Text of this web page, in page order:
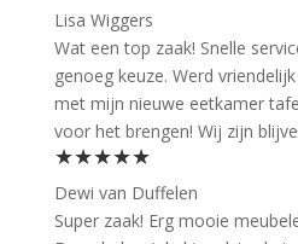
Lisa Wiggers
Wat een top zaak! Snelle
genoeg keuze. Werd
met mijn nieuwe eetkamer
voor het brengen! Wij zijn
★★★★★
Dewi van Duffelen
Super zaak! Erg mooie